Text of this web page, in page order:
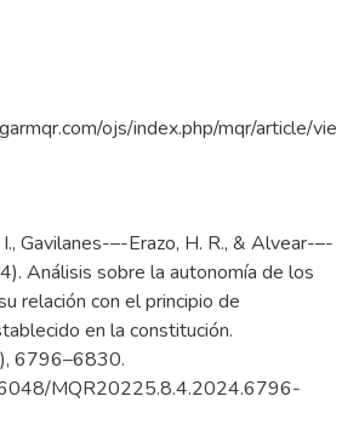
ojs/index.php/mqr/article/vie
Gavilanes-–-Erazo, H. R., & Alvear-–-
Análisis sobre la autonomía de los
relación con el principio de
en la constitución.
6796–6830.
MQR20225.8.4.2024.6796-